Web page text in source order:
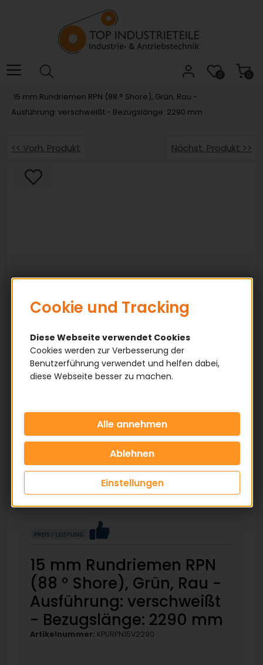
das
Barrierefreiheitsmenü
0
0
15 mm Rundriemen RPN (88 ° Shore), Grün, Rau -
Ausführung: verschweißt - Bezugslänge: 2290 mm
<< Vorh. Produkt Nächst. Produkt >>
15 mm Rundriemen RPN
(88 ° Shore), Grün, Rau -
Ausführung: verschweißt
- Bezugslänge: 2290 mm
Artikelnummer: KPURPN15V2290
Cookie und Tracking
Diese Webseite verwendet Cookies
Cookies werden zur Verbesserung der
Benutzerführung verwendet und helfen dabei,
diese Webseite besser zu machen.
Einstellungen